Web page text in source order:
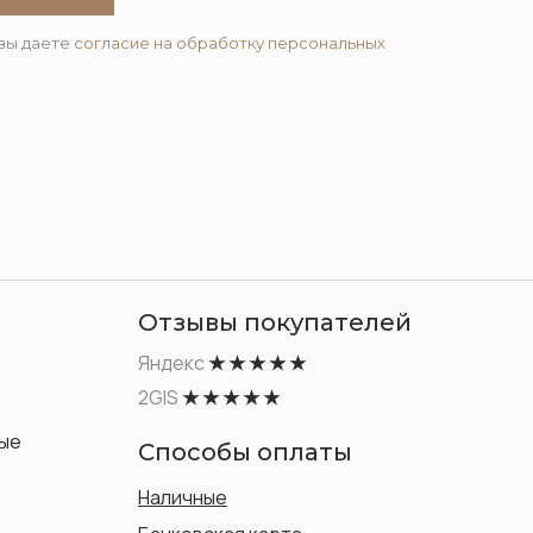
даете согласие на обработку персональных
Наличные
Отзывы покупателей
Способы оплаты
Яндекс★ ★ ★ ★ ★
2GIS★ ★ ★ ★ ★